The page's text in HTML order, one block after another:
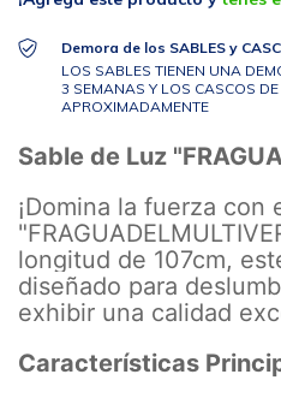
Demora de los SABLES y
LOS SABLES TIENEN UNA
3 SEMANAS Y LOS CASCOS
APROXIMADAMENTE
Sable de Luz
¡Domina la fuerza con
longitud de 107cm,
diseñado para
exhibir una calidad
Características